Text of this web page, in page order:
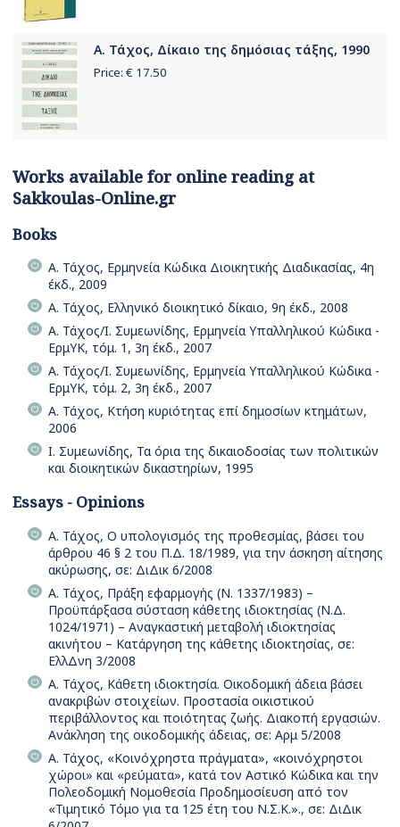
Α. Τάχος, Δίκαιο της δημόσιας τάξης, 1990
Price: € 17.50
Works available for online reading at
Sakkoulas-Online.gr
Books
Α. Τάχος, Ερμηνεία Κώδικα Διοικητικής Διαδικασίας, 4η
έκδ., 2009
Α. Τάχος, Ελληνικό διοικητικό δίκαιο, 9η έκδ., 2008
Α. Τάχος/Ι. Συμεωνίδης, Ερμηνεία Υπαλληλικού Κώδικα -
ΕρμΥΚ, τόμ. 1, 3η έκδ., 2007
Α. Τάχος/Ι. Συμεωνίδης, Ερμηνεία Υπαλληλικού Κώδικα -
ΕρμΥΚ, τόμ. 2, 3η έκδ., 2007
Α. Τάχος, Κτήση κυριότητας επί δημοσίων κτημάτων,
2006
Ι. Συμεωνίδης, Τα όρια της δικαιοδοσίας των πολιτικών
και διοικητικών δικαστηρίων, 1995
Essays - Opinions
Α. Τάχος, Ο υπολογισμός της προθεσμίας, βάσει του
άρθρου 46 § 2 του Π.Δ. 18/1989, για την άσκηση αίτησης
ακύρωσης, σε: ΔιΔικ 6/2008
Α. Τάχος, Πράξη εφαρμογής (Ν. 1337/1983) –
Προϋπάρξασα σύσταση κάθετης ιδιοκτησίας (Ν.Δ.
1024/1971) – Αναγκαστική μεταβολή ιδιοκτησίας
ακινήτου – Κατάργηση της κάθετης ιδιοκτησίας, σε:
ΕλλΔνη 3/2008
Α. Τάχος, Κάθετη ιδιοκτησία. Οικοδομική άδεια βάσει
ανακριβών στοιχείων. Προστασία οικιστικού
περιβάλλοντος και ποιότητας ζωής. Διακοπή εργασιών.
Ανάκληση της οικοδομικής άδειας, σε: Αρμ 5/2008
Α. Τάχος, «Κοινόχρηστα πράγματα», «κοινόχρηστοι
χώροι» και «ρεύματα», κατά τον Αστικό Κώδικα και την
Πολεοδομική Νομοθεσία Προδημοσίευση από τον
«Τιμητικό Τόμο για τα 125 έτη του Ν.Σ.Κ.»., σε: ΔιΔικ